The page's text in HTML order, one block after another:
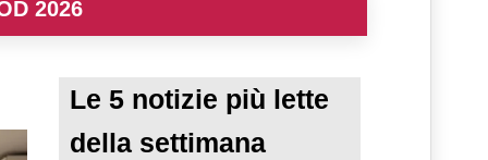
2026
Le 5 notizie più lette
della settimana